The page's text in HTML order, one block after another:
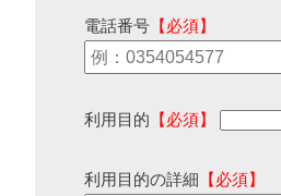
電話番号 【必須】
利用目的 【必須】
利用目的の詳細 【必須】